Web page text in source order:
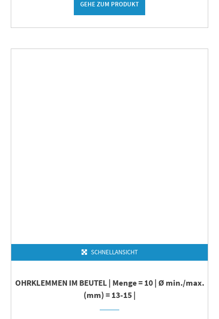
GEHE ZUM PRODUKT
SCHNELLANSICHT
OHRKLEMMEN IM BEUTEL | Menge = 10 | Ø min./max.
(mm) = 13-15 |